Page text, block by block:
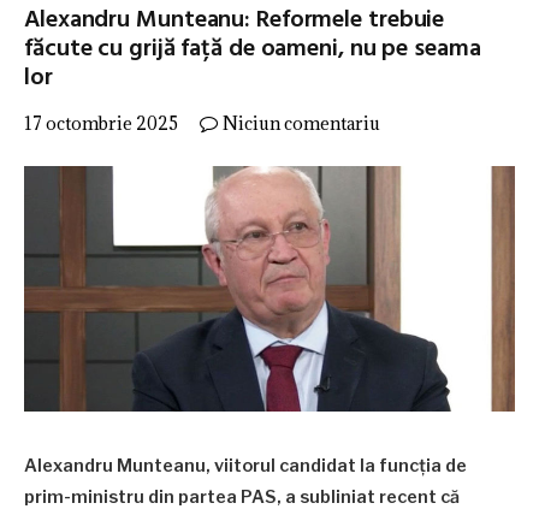
Alexandru Munteanu: Reformele trebuie
făcute cu grijă față de oameni, nu pe seama
lor
17 octombrie 2025 Niciun comentariu
Alexandru Munteanu, viitorul candidat la funcția de
prim-ministru din partea PAS, a subliniat recent că